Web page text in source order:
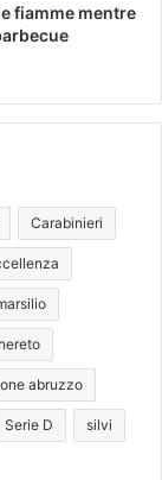
fiamme mentre
Carabinieri
nereto
abruzzo
Serie D silvi